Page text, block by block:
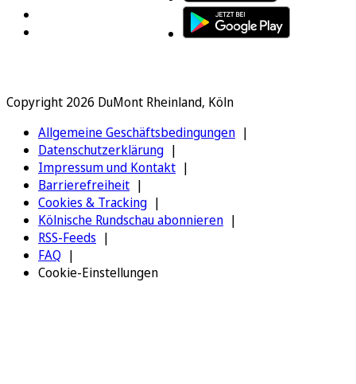
Copyright 2026 DuMont Rheinland, Köln
Allgemeine Geschäftsbedingungen
Datenschutzerklärung
Impressum und Kontakt
Barrierefreiheit
Cookies & Tracking
Kölnische Rundschau abonnieren
RSS-Feeds
FAQ
Cookie-Einstellungen